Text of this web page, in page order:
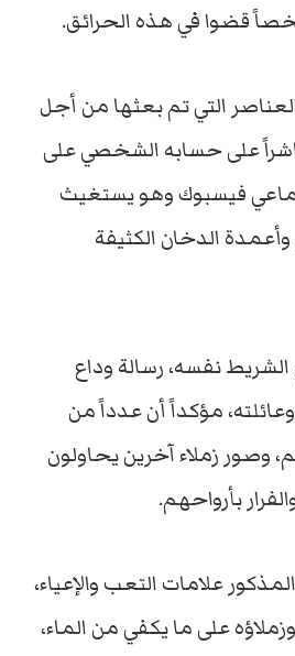
التي تم بعثها من أجل
على حسابه الشخصي على
فيسبوك وهو يستغيث
الدخان الكثيفة
نفسه، رسالة وداع
مؤكداً أن عدداً من
وصور زملاء آخرين يحاولون
بأرواحهم.
علامات التعب والإعياء،
على ما يكفي من الماء،